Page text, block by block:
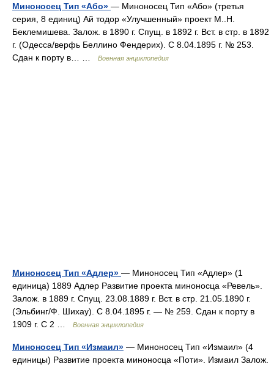
Миноносец Тип «Або» — Миноносец Тип «Або» (третья
серия, 8 единиц) Ай тодор «Улучшенный» проект М..Н.
Беклемишева. Залож. в 1890 г. Спущ. в 1892 г. Вст. в стр. в 1892
г. (Одесса/верфь Беллино Фендерих). С 8.04.1895 г. № 253.
Сдан к порту в… …
Военная энциклопедия
Миноносец Тип «Адлер» — Миноносец Тип «Адлер» (1
единица) 1889 Адлер Развитие проекта миноносца «Ревель».
Залож. в 1889 г. Спущ. 23.08.1889 г. Вст. в стр. 21.05.1890 г.
(Эльбинг/Ф. Шихау). С 8.04.1895 г. — № 259. Сдан к порту в
1909 г. С 2 …
Военная энциклопедия
Миноносец Тип «Измаил» — Миноносец Тип «Измаил» (4
единицы) Развитие проекта миноносца «Поти». Измаил Залож.